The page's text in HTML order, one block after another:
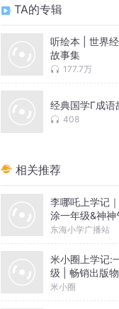
TA的专辑
听绘本 | 世界
故事集
177.7万
经典国学Γ成语
408
相关推荐
李哪吒上学记
涂一年级&神神
级
东海小学广播站
米小圈上学记:
级 | 畅销出版物
米小圈